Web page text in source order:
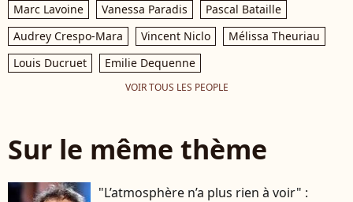
Marc Lavoine Vanessa Paradis
Pascal Bataille
Audrey Crespo-Mara
Vincent Niclo
Mélissa Theuriau
Louis Ducruet
Emilie Dequenne
VOIR TOUS LES PEOPLE
Sur le même thème
"L’atmosphère n’a plus rien à voir" :